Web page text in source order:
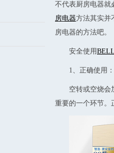
不代表厨房电器就
房电器方法其实并
房电器的方法吧。
安全使用
1、正确使用：
空转或空烧会
重要的一个环节。